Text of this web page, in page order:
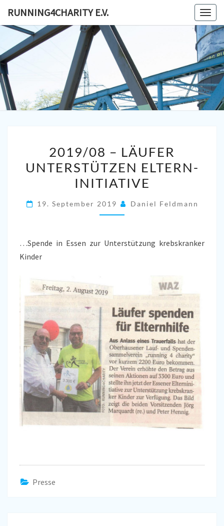
content
RUNNING4CHARITY E.V.
Lauf- Und
Spendensammelverein
In Oberhausen
–
LÄUFER
UNTERSTÜTZEN
INITIATIVE
2019/08 – LÄUFER
UNTERSTÜTZEN ELTERN-
INITIATIVE
19. September 2019 Daniel Feldmann
…Spende in Essen zur Unterstützung krebskranker
Kinder
Presse